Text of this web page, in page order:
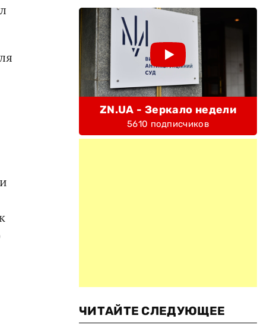
ZN.UA - Зеркало недели
5610 подписчиков
ЧИТАЙТЕ СЛЕДУЮЩЕЕ